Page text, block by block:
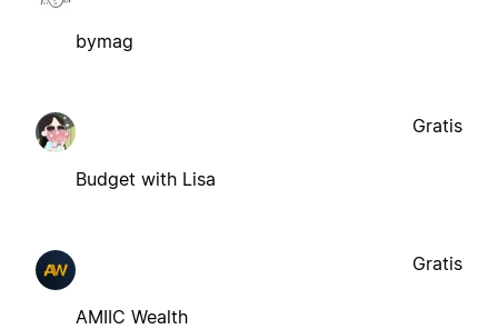
bymag
Budget with Lisa
Gratis
AMIIC Wealth
Gratis